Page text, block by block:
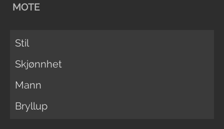
MOTE
Stil
Skjønnhet
Mann
Bryllup